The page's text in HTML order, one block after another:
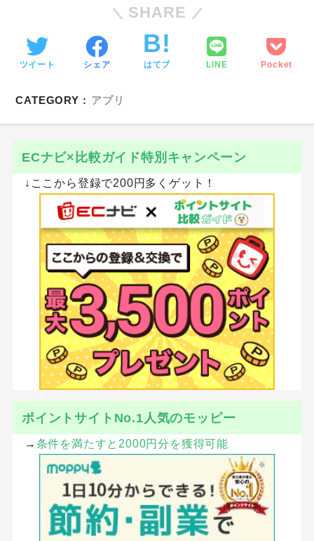
SHARE
ツイート シェア はてブ LINE Pocket
CATEGORY : アプリ
ECナビ×比較ガイド特別キャンペーン
↓ここから登録で200円多くゲット！
ポイントサイトNo.1人気のモッピー
→ 条件を満たすと2000円分を獲得可能